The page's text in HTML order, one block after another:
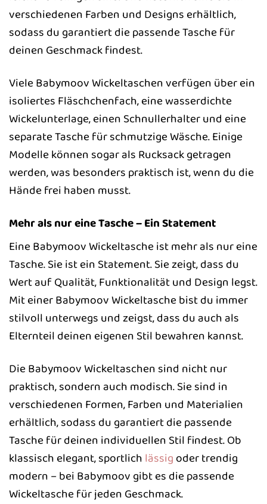
verschiedenen Farben und Designs erhältlich,
sodass du garantiert die passende Tasche für
deinen Geschmack findest.
Viele Babymoov Wickeltaschen verfügen über ein
isoliertes Fläschchenfach, eine wasserdichte
Wickelunterlage, einen Schnullerhalter und eine
separate Tasche für schmutzige Wäsche. Einige
Modelle können sogar als Rucksack getragen
werden, was besonders praktisch ist, wenn du die
Hände frei haben musst.
Mehr als nur eine Tasche – Ein Statement
Eine Babymoov Wickeltasche ist mehr als nur eine
Tasche. Sie ist ein Statement. Sie zeigt, dass du
Wert auf Qualität, Funktionalität und Design legst.
Mit einer Babymoov Wickeltasche bist du immer
stilvoll unterwegs und zeigst, dass du auch als
Elternteil deinen eigenen Stil bewahren kannst.
Die Babymoov Wickeltaschen sind nicht nur
praktisch, sondern auch modisch. Sie sind in
verschiedenen Formen, Farben und Materialien
erhältlich, sodass du garantiert die passende
Tasche für deinen individuellen Stil findest. Ob
klassisch elegant, sportlich lässig oder trendig
modern – bei Babymoov gibt es die passende
Wickeltasche für jeden Geschmack.